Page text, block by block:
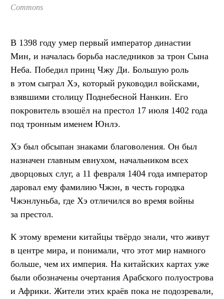
Commons
В 1398 году умер первый император династии
Мин, и началась борьба наследников за трон Сына
Неба. Победил принц Чжу Ди. Большую роль
в этом сыграл Хэ, который руководил войсками,
взявшими столицу Поднебесной Нанкин. Его
покровитель взошёл на престол 17 июля 1402 года
под тронным именем Юнлэ.
Хэ был обсыпан знаками благоволения. Он был
назначен главным евнухом, начальником всех
дворцовых слуг, а 11 февраля 1404 года император
даровал ему фамилию Чжэн, в честь городка
Чжэнлуньба, где Хэ отличился во время войны
за престол.
К этому времени китайцы твёрдо знали, что живут
в центре мира, и понимали, что этот мир намного
больше, чем их империя. На китайских картах уже
были обозначены очертания Арабского полуострова
и Африки. Жители этих краёв пока не подозревали,